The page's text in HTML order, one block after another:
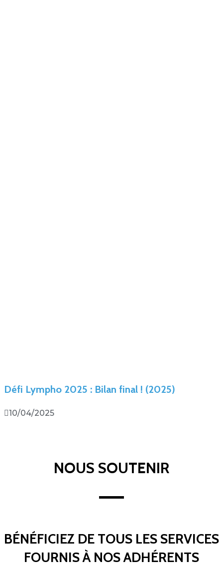
Défi Lympho 2025 : Bilan final ! (2025)
10/04/2025
NOUS SOUTENIR
BÉNÉFICIEZ DE TOUS LES SERVICES
FOURNIS À NOS ADHÉRENTS